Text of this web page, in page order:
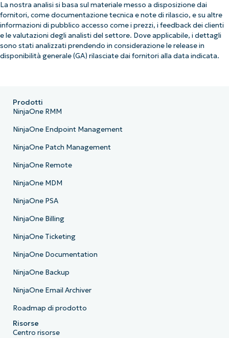
La nostra analisi si basa sul materiale messo a disposizione dai
fornitori, come documentazione tecnica e note di rilascio, e su altre
informazioni di pubblico accesso come i prezzi, i feedback dei clienti
e le valutazioni degli analisti del settore. Dove applicabile, i dettagli
sono stati analizzati prendendo in considerazione le release in
disponibilità generale (GA) rilasciate dai fornitori alla data indicata.
Prodotti
NinjaOne RMM
NinjaOne Endpoint Management
NinjaOne Patch Management
NinjaOne Remote
NinjaOne MDM
NinjaOne PSA
NinjaOne Billing
NinjaOne Ticketing
NinjaOne Documentation
NinjaOne Backup
NinjaOne Email Archiver
Roadmap di prodotto
Risorse
Centro risorse